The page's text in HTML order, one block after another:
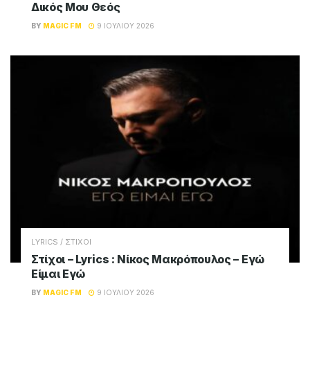
Δικός Μου Θεός
BY MAGIC FM 9 ΙΟΥΛΊΟΥ 2026
LYRICS / ΣΤΙΧΟΙ
Στίχοι – Lyrics : Νίκος Μακρόπουλος – Εγώ
Είμαι Εγώ
BY MAGIC FM 9 ΙΟΥΛΊΟΥ 2026